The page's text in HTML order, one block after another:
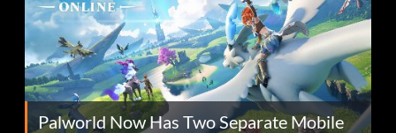
Palworld Now Has Two Separate Mobile